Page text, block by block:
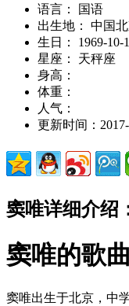
语言： 国语
出生地： 中国
生日： 1969-10-
星座： 天秤座
身高：
体重：
人气：
更新时间：
窦唯详细介绍
窦唯的歌
窦唯出生于北京，中